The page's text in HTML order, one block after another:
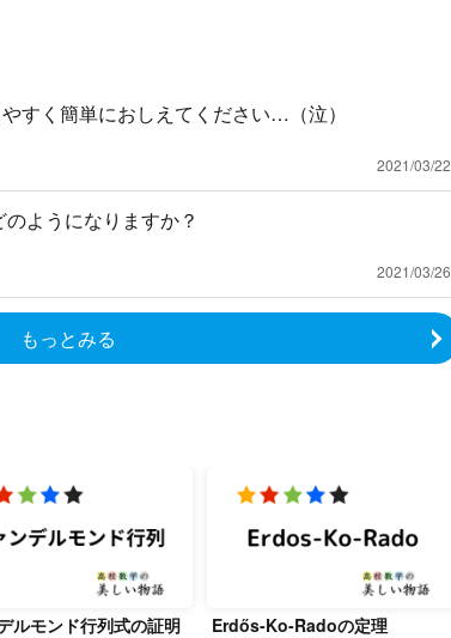
すく簡単におしえてください…（泣）
2021/03/22
ようになりますか？
2021/03/26
もっとみる
ルモンド行列式の証明
Erdős-Ko-Radoの定理